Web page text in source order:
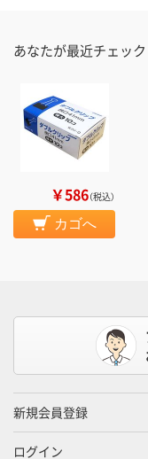
あなたが最近チェッ
￥586（税込）
カゴへ
新規会員登録
ログイン